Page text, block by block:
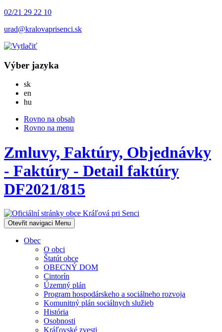
02/21 29 22 10
urad@kralovaprisenci.sk
Výber jazyka
skSlovensky
en
hu
Rovno na obsah
Rovno na menu
Zmluvy, Faktúry, Objednávky
- Faktúry - Detail faktúry
DF2021/815
Otevřit navigaci Menu
Obec
O obci
Štatút obce
OBECNÝ DOM
Cintorín
Územný plán
Program hospodárskeho a sociálneho rozvoja
Komunitný plán sociálnych služieb
História
Osobnosti
Kráľovské zvesti